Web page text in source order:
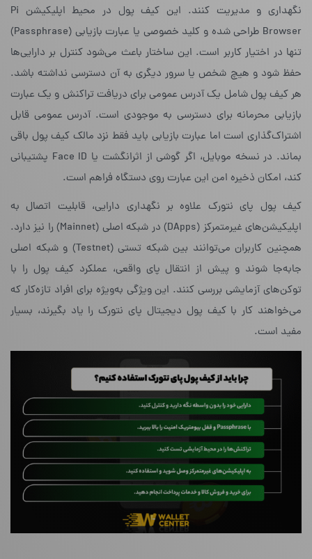
نگهداری و مدیریت کنند. این کیف پول در محیط اپلیکیشن Pi
Browser طراحی شده و کلید خصوصی یا عبارت بازیابی (Passphrase)
تنها در اختیار کاربر است. این ساختار باعث می‌شود کنترل بر دارایی‌ها
حفظ شود و هیچ شخص یا سرور دیگری به آن دسترسی نداشته باشد.
هر کیف پول شامل یک آدرس عمومی برای دریافت تراکنش و یک عبارت
بازیابی محرمانه برای دسترسی به موجودی است. آدرس عمومی قابل
اشتراک‌گذاری است اما عبارت بازیابی باید فقط نزد مالک کیف پول باقی
بماند. در نسخه موبایل، اگر گوشی از اثرانگشت یا Face ID پشتیبانی
کند، امکان ذخیره امن این عبارت روی دستگاه فراهم است.
کیف پول پای نتورک علاوه بر نگهداری دارایی، قابلیت اتصال به
اپلیکیشن‌های غیرمتمرکز (DApps) در شبکه اصلی (Mainnet) را نیز دارد.
همچنین کاربران می‌توانند بین شبکه تستی (Testnet) و شبکه اصلی
جابه‌جا شوند و پیش از انتقال پای واقعی، عملکرد کیف پول را با
توکن‌های آزمایشی بررسی کنند. این ویژگی به‌ویژه برای افراد تازه‌کار که
می‌خواهند کار با کیف پول دیجیتال پای نتورک را یاد بگیرند، بسیار
مفید است.